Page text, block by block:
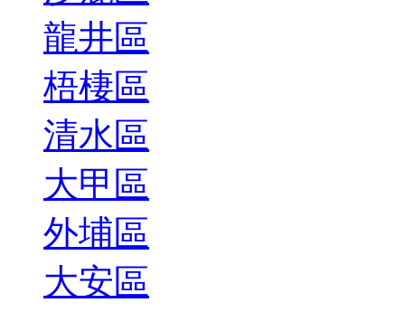
龍井區
梧棲區
清水區
大甲區
外埔區
大安區